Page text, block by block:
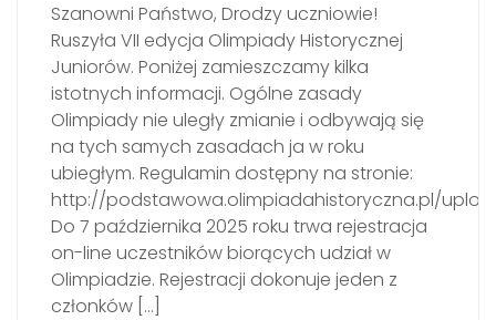
Szanowni Państwo, Drodzy uczniowie!
Ruszyła VII edycja Olimpiady Historycznej
Juniorów. Poniżej zamieszczamy kilka
istotnych informacji. Ogólne zasady
Olimpiady nie uległy zmianie i odbywają się
na tych samych zasadach ja w roku
ubiegłym. Regulamin dostępny na stronie:
http://podstawowa.olimpiadahistoryczna.pl/
Do 7 października 2025 roku trwa rejestracja
on-line uczestników biorących udział w
Olimpiadzie. Rejestracji dokonuje jeden z
członków […]